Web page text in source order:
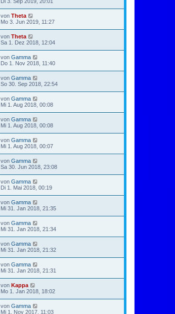
von Theta
Mo 3. Jun 2019, 11:27
von Theta
Sa 1. Dez 2018, 12:04
von Gamma
Do 1. Nov 2018, 11:40
von Gamma
So 30. Sep 2018, 22:54
von Gamma
Mi 1. Aug 2018, 00:08
von Gamma
Mi 1. Aug 2018, 00:08
von Gamma
Mi 1. Aug 2018, 00:07
von Gamma
Sa 30. Jun 2018, 23:08
von Gamma
Di 1. Mai 2018, 00:19
von Gamma
Mi 31. Jan 2018, 21:35
von Gamma
Mi 31. Jan 2018, 21:34
von Gamma
Mi 31. Jan 2018, 21:32
von Gamma
Mi 31. Jan 2018, 21:31
von Kappa
Mo 1. Jan 2018, 18:02
von Gamma
Mi 1. Nov 2017, 11:03